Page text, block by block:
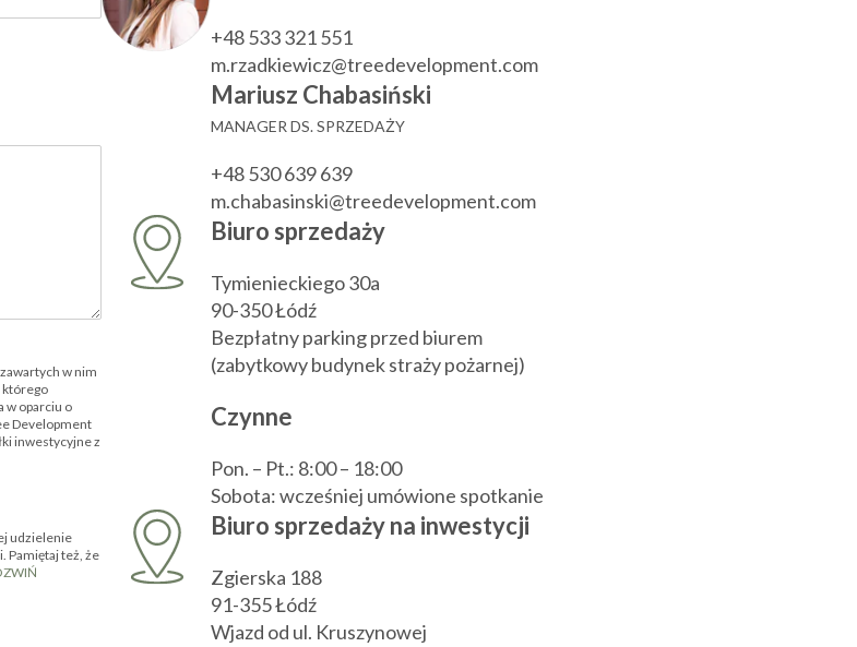
w nim
którego
w oparciu o
Development
inwestycyjne z
udzielenie
Pamiętaj też, że
+48 533 321 551
m.rzadkiewicz@treedevelopment.com
Mariusz Chabasiński
MANAGER DS. SPRZEDAŻY
+48 530 639 639
m.chabasinski@treedevelopment.com
Biuro sprzedaży
Tymienieckiego 30a
90-350 Łódź
Bezpłatny parking przed biurem
(zabytkowy budynek straży pożarnej)
Czynne
Pon. – Pt.: 8:00 – 18:00
Sobota: wcześniej umówione spotkanie
Biuro sprzedaży na inwestycji
Zgierska 188
91-355 Łódź
Wjazd od ul. Kruszynowej